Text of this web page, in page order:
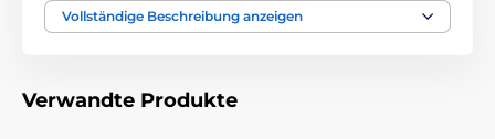
gleichzeitig eine bessere Luftzirkulation unter dem
Notebook, was eine effizientere Kühlung unterstützt.
Leistung von bis zu 15 W für kompatible
Vollständige Beschreibung anzeigen
Verwandte Produkte